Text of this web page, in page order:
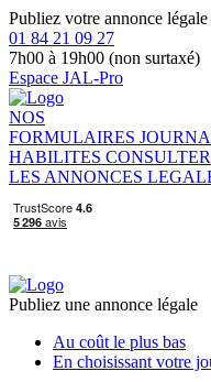
Publiez votre annonce
01 84 21 09 27
7h00 à 19h00 (non surtaxé)
Espace JAL-Pro
NOS
FORMULAIRES
HABILITES CONSULTER
LES ANNONCES
Publiez une annonce légale
Au coût le plus bas
En choisissant votre